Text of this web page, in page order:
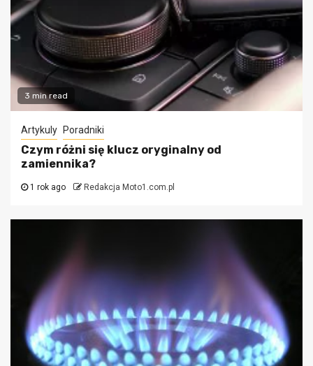
3 min read
Artykuly Poradniki
Czym różni się klucz oryginalny od
zamiennika?
1 rok ago Redakcja Moto1.com.pl